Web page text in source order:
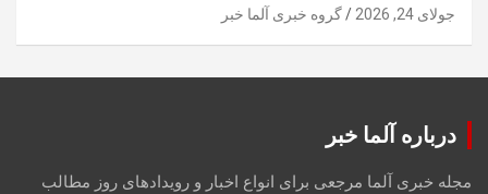
جولای 24, 2026 گروه خبری آلما خبر
درباره آلما خبر
مجله خبری آلما مرجعی برای انواع اخبار و رویدادهای روز مطالب